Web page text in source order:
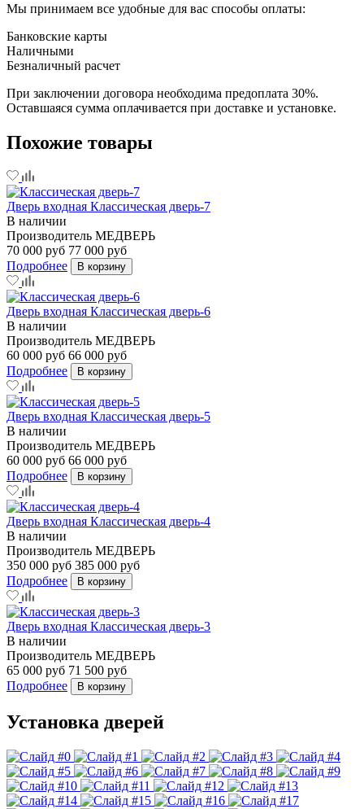
Мы принимаем все удобные для вас способы оплаты:
Банковские карты
Наличными
Безналичный расчет
При заключении договора необходима предоплата 30%.
Оставшаяся сумма оплачивается при доставке и установке.
Похожие товары
Дверь входная Классическая дверь-7
В наличии
Производитель МЕДВЕРЬ
70 000 руб 77 000 руб
Подробнее
В корзину
Дверь входная Классическая дверь-6
В наличии
Производитель МЕДВЕРЬ
60 000 руб 66 000 руб
Подробнее
В корзину
Дверь входная Классическая дверь-5
В наличии
Производитель МЕДВЕРЬ
60 000 руб 66 000 руб
Подробнее
В корзину
Дверь входная Классическая дверь-4
В наличии
Производитель МЕДВЕРЬ
350 000 руб 385 000 руб
Подробнее
В корзину
Дверь входная Классическая дверь-3
В наличии
Производитель МЕДВЕРЬ
65 000 руб 71 500 руб
Подробнее
В корзину
Установка дверей